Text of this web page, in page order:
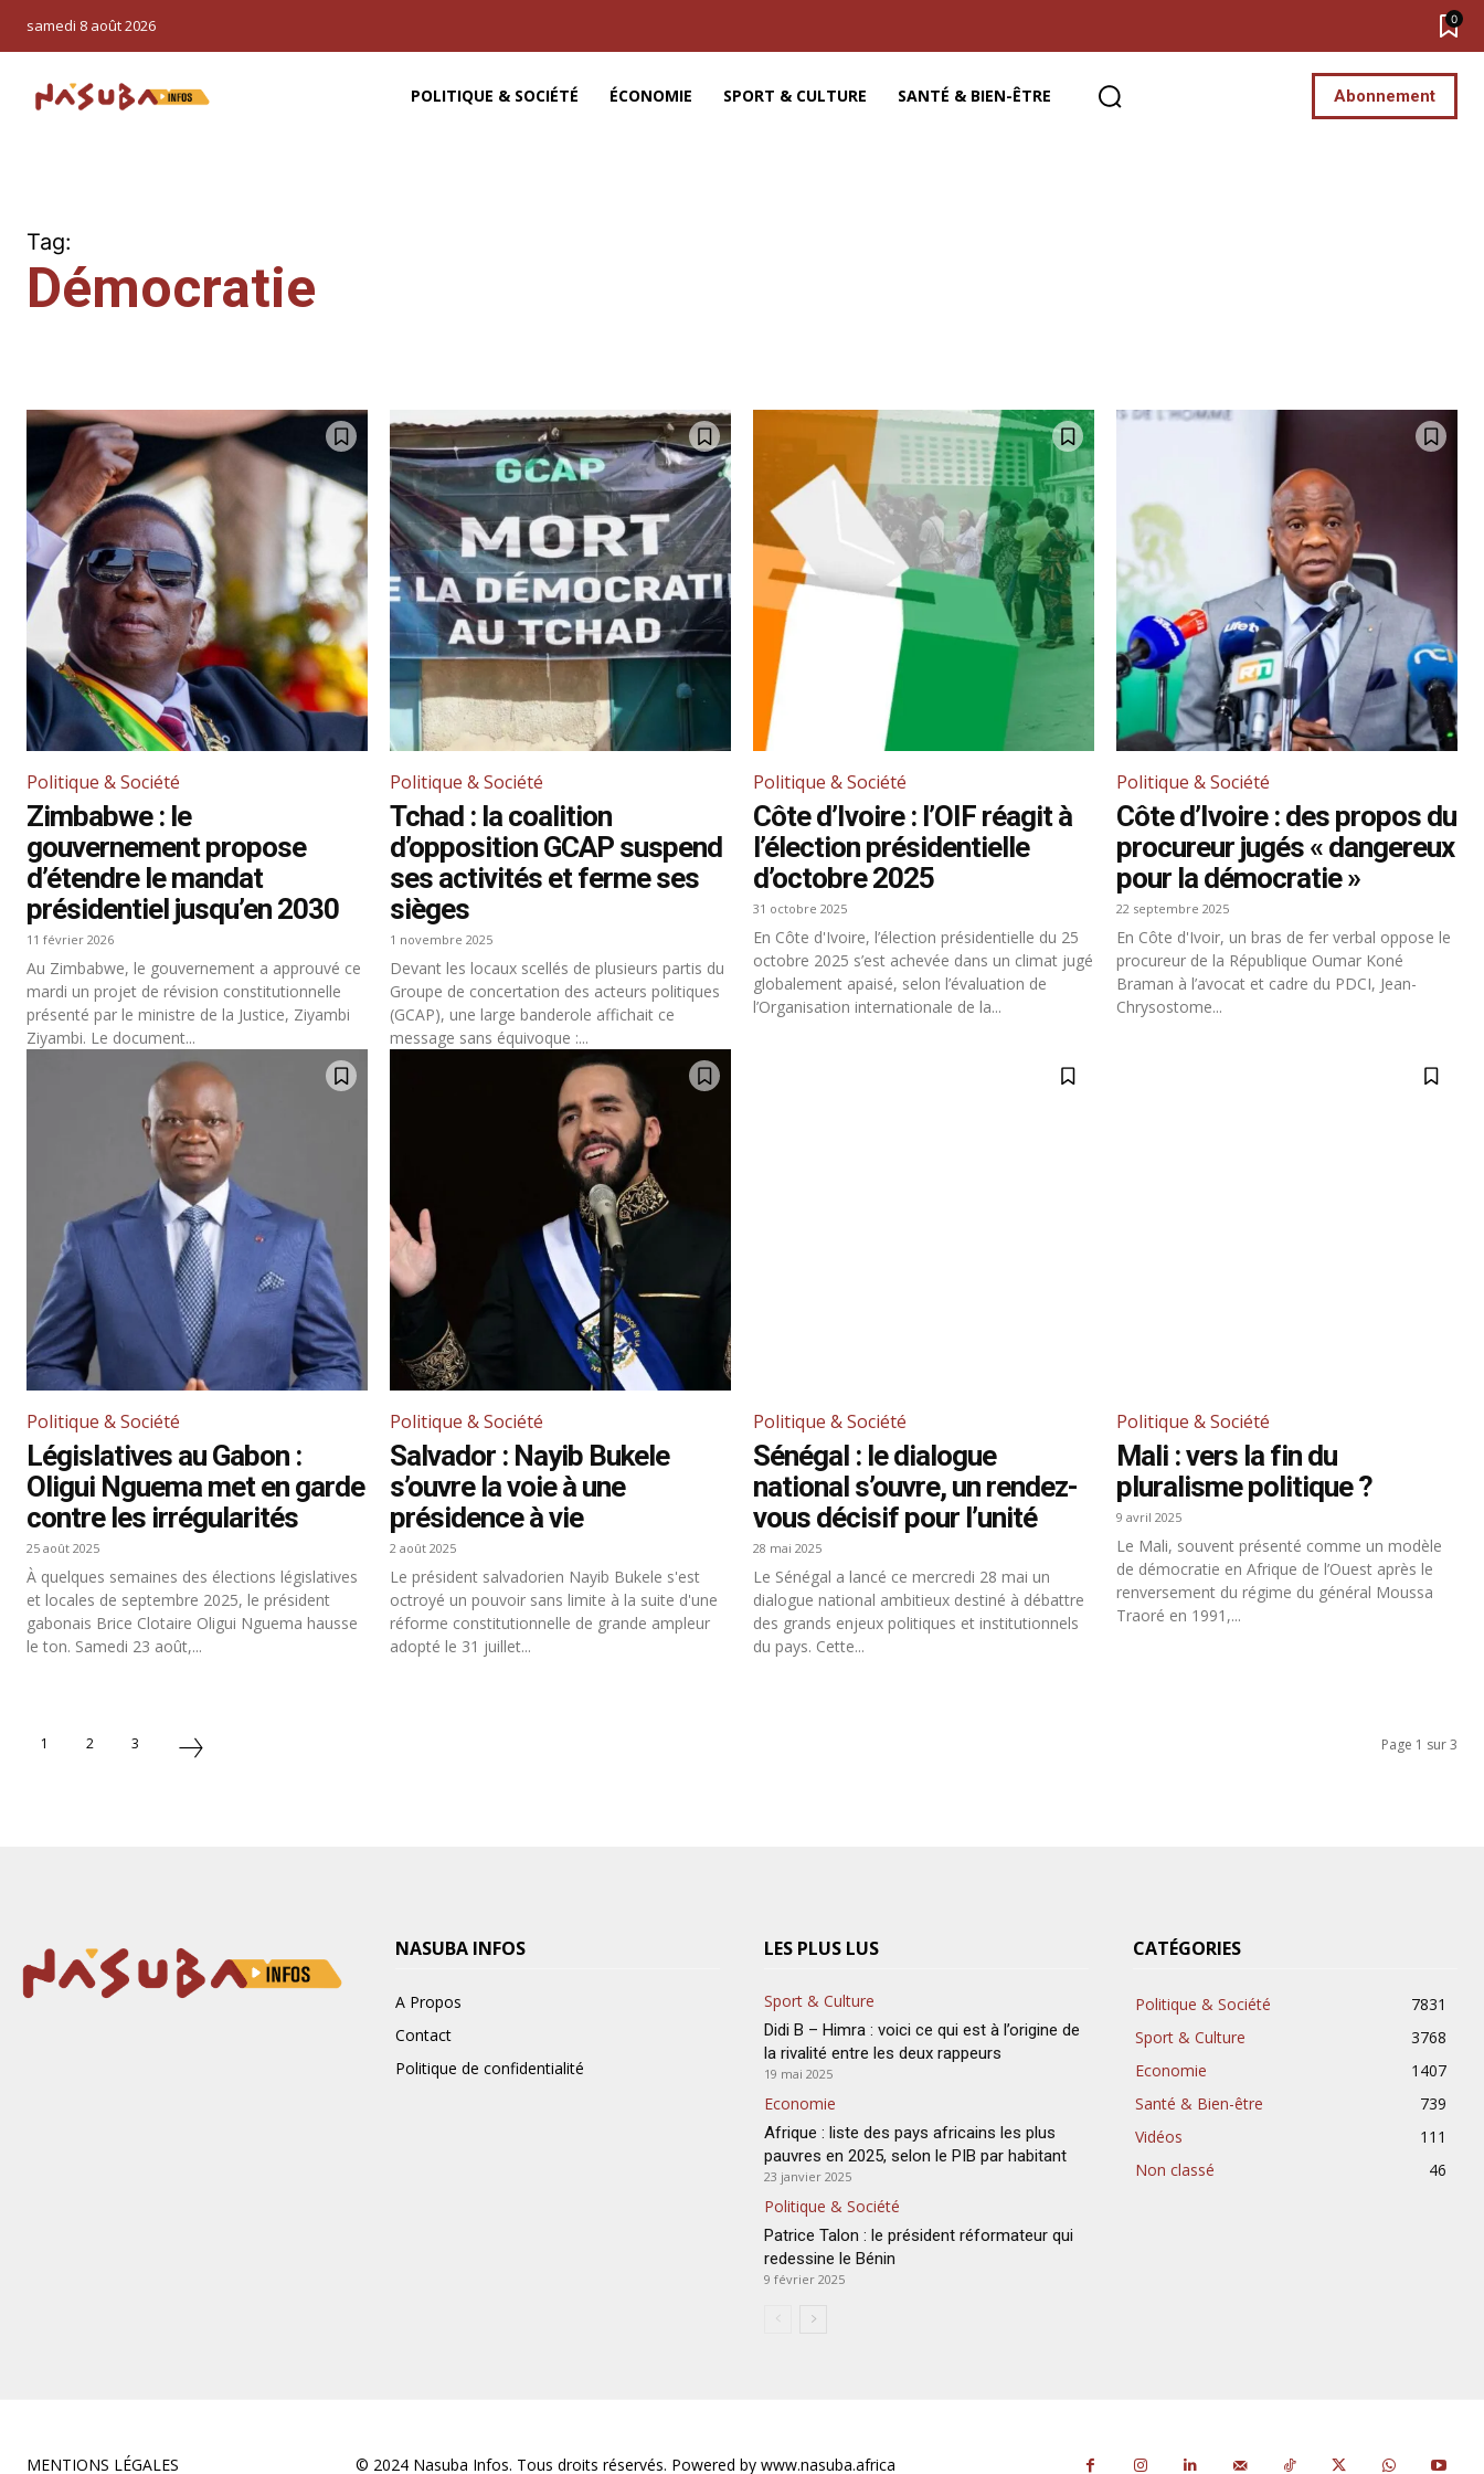
samedi 8 août 2026 0
POLITIQUE & SOCIÉTÉ ÉCONOMIE SPORT & CULTURE SANTÉ & BIEN-ÊTRE Abonnement
Tag:
Démocratie
Politique & Société
Zimbabwe : le
gouvernement propose
d’étendre le mandat
présidentiel jusqu’en 2030
11 février 2026
Au Zimbabwe, le gouvernement a approuvé ce
mardi un projet de révision constitutionnelle
présenté par le ministre de la Justice, Ziyambi
Ziyambi. Le document...
Politique & Société
Tchad : la coalition
d’opposition GCAP suspend
ses activités et ferme ses
sièges
1 novembre 2025
Devant les locaux scellés de plusieurs partis du
Groupe de concertation des acteurs politiques
(GCAP), une large banderole affichait ce
message sans équivoque :...
Politique & Société
Côte d’Ivoire : l’OIF réagit à
l’élection présidentielle
d’octobre 2025
31 octobre 2025
En Côte d'Ivoire, l’élection présidentielle du 25
octobre 2025 s’est achevée dans un climat jugé
globalement apaisé, selon l’évaluation de
l’Organisation internationale de la...
Politique & Société
Côte d’Ivoire : des propos du
procureur jugés « dangereux
pour la démocratie »
22 septembre 2025
En Côte d'Ivoir, un bras de fer verbal oppose le
procureur de la République Oumar Koné
Braman à l’avocat et cadre du PDCI, Jean-
Chrysostome...
Politique & Société
Législatives au Gabon :
Oligui Nguema met en garde
contre les irrégularités
25 août 2025
À quelques semaines des élections législatives
et locales de septembre 2025, le président
gabonais Brice Clotaire Oligui Nguema hausse
le ton. Samedi 23 août,...
Politique & Société
Salvador : Nayib Bukele
s’ouvre la voie à une
présidence à vie
2 août 2025
Le président salvadorien Nayib Bukele s'est
octroyé un pouvoir sans limite à la suite d'une
réforme constitutionnelle de grande ampleur
adopté le 31 juillet...
Politique & Société
Sénégal : le dialogue
national s’ouvre, un rendez-
vous décisif pour l’unité
28 mai 2025
Le Sénégal a lancé ce mercredi 28 mai un
dialogue national ambitieux destiné à débattre
des grands enjeux politiques et institutionnels
du pays. Cette...
Politique & Société
Mali : vers la fin du
pluralisme politique ?
9 avril 2025
Le Mali, souvent présenté comme un modèle
de démocratie en Afrique de l’Ouest après le
renversement du régime du général Moussa
Traoré en 1991,...
1 2 3 Page 1 sur 3
NASUBA INFOS
A Propos
Contact
Politique de confidentialité
LES PLUS LUS
Sport & Culture
Didi B – Himra : voici ce qui est à l’origine de
la rivalité entre les deux rappeurs
19 mai 2025
Economie
Afrique : liste des pays africains les plus
pauvres en 2025, selon le PIB par habitant
23 janvier 2025
Politique & Société
Patrice Talon : le président réformateur qui
redessine le Bénin
9 février 2025
CATÉGORIES
Politique & Société
7831
Sport & Culture
3768
Economie
1407
Santé & Bien-être
739
Vidéos
111
Non classé
46
MENTIONS LÉGALES © 2024 Nasuba Infos. Tous droits réservés. Powered by www.nasuba.africa